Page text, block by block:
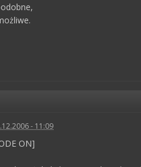
- 11:09
ON]